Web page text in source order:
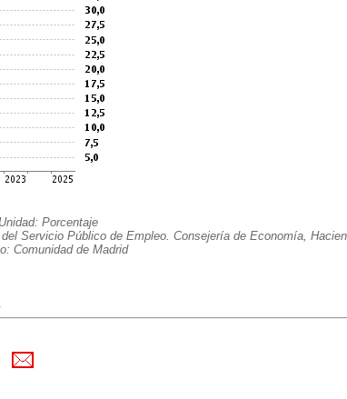
Unidad: Porcentaje
Servicio Público de Empleo. Consejería de Economía,
Comunidad de Madrid